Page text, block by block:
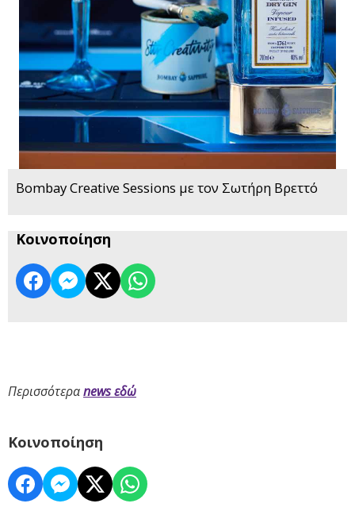
Bombay Creative Sessions με τον Σωτήρη Βρεττό
Κοινοποίηση
Περισσότεραnews εδώ
Κοινοποίηση